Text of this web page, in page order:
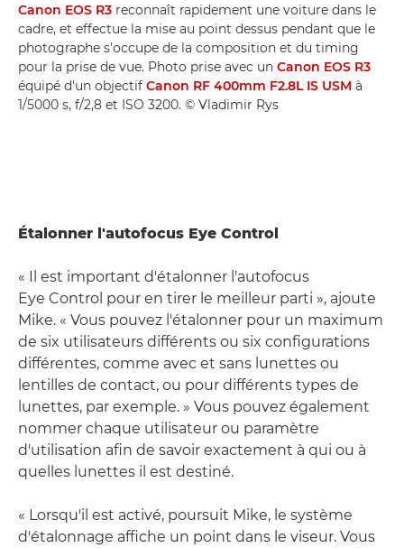
Canon EOS R3 reconnaît rapidement une voiture dans le
cadre, et effectue la mise au point dessus pendant que le
photographe s'occupe de la composition et du timing
pour la prise de vue. Photo prise avec un Canon EOS R3
équipé d'un objectif Canon RF 400mm F2.8L IS USM à
1/5000 s, f/2,8 et ISO 3200. © Vladimir Rys
Étalonner l'autofocus Eye Control
« Il est important d'étalonner l'autofocus
Eye Control pour en tirer le meilleur parti », ajoute
Mike. « Vous pouvez l'étalonner pour un maximum
de six utilisateurs différents ou six configurations
différentes, comme avec et sans lunettes ou
lentilles de contact, ou pour différents types de
lunettes, par exemple. » Vous pouvez également
nommer chaque utilisateur ou paramètre
d'utilisation afin de savoir exactement à qui ou à
quelles lunettes il est destiné.
« Lorsqu'il est activé, poursuit Mike, le système
d'étalonnage affiche un point dans le viseur. Vous